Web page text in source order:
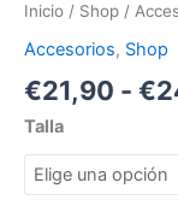
Inicio / Shop /
Accesorios, Shop
€21,90 - €
Talla